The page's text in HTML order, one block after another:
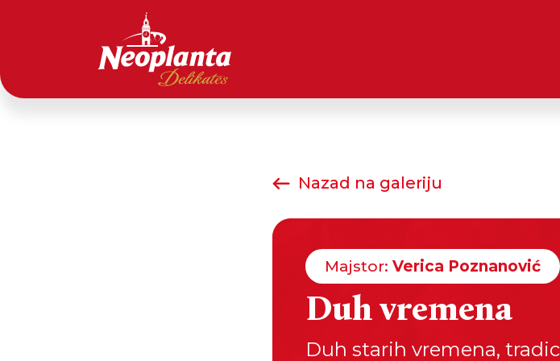
Nazad na galeriju
Majstor: Verica Poznanović
Duh vremena
Duh starih vremena,